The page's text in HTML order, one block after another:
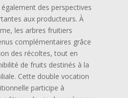
des perspectives
aux producteurs. À
les arbres fruitiers
complémentaires grâce
des récoltes, tout en
de fruits destinés à la
Cette double vocation
participe à